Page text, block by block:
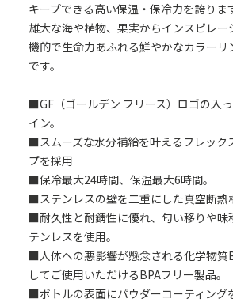
キープできる高い保温・保冷力を誇りま
雄大な海や植物、果実からインスピレ
機的で生命力あふれる鮮やかなカラーリ
です。
■GF（ゴールデン フリース）ロゴの入
イン。
■スムーズな水分補給を叶えるフレック
プを採用
■保冷最大24時間、保温最大6時間。
■ステンレスの壁を二重にした真空断熱
■耐久性と耐錆性に優れ、匂い移りや味
テンレスを使用。
■人体への悪影響が懸念される化学物質
してご使用いただけるBPAフリー製品。
■ボトルの表面にパウダーコーティング